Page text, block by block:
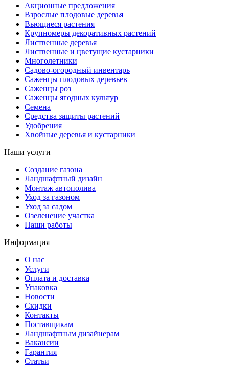
Акционные предложения
Взрослые плодовые деревья
Вьющиеся растения
Крупномеры декоративных растений
Лиственные деревья
Лиственные и цветущие кустарники
Многолетники
Садово-огородный инвентарь
Саженцы плодовых деревьев
Саженцы роз
Саженцы ягодных культур
Семена
Средства защиты растений
Удобрения
Хвойные деревья и кустарники
Наши услуги
Создание газона
Ландшафтный дизайн
Монтаж автополива
Уход за газоном
Уход за садом
Озеленение участка
Наши работы
Информация
О нас
Услуги
Оплата и доставка
Упаковка
Новости
Скидки
Контакты
Поставщикам
Ландшафтным дизайнерам
Вакансии
Гарантия
Статьи